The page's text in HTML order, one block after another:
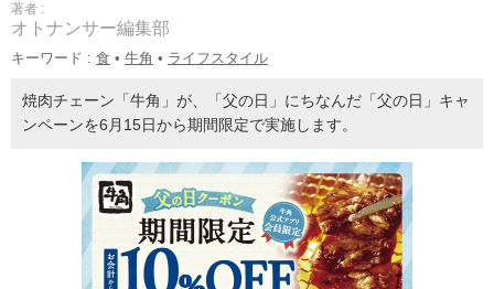
著者 :
オトナンサー編集部
キーワード : 食 • 牛角 • ライフスタイル
焼肉チェーン「牛角」が、「父の日」にちなんだ「父の日」キャ
ンペーンを6月15日から期間限定で実施します。